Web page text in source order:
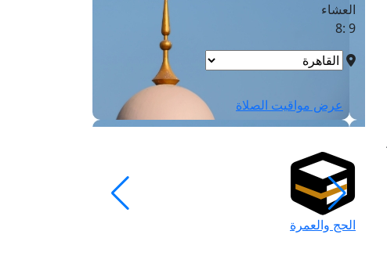
العشاء
9 :8
عرض مواقيت الصلاة
الحج والعمرة